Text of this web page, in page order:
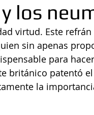
los
sin apenas
para
británico patentó
la